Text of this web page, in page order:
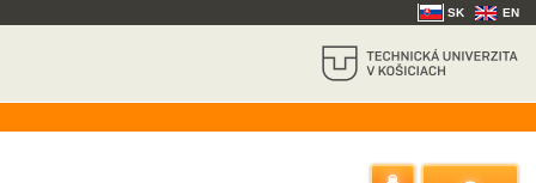
SK EN